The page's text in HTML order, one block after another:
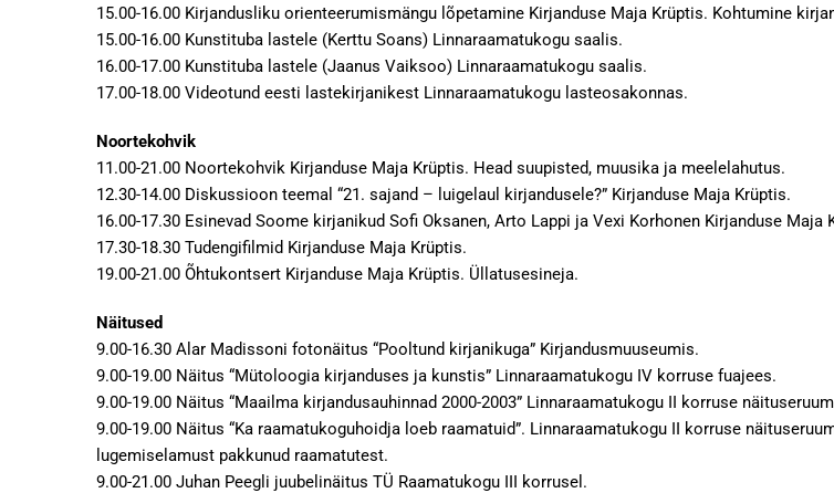
15.00-16.00 Kirjandusliku orienteerumismängu lõpetamine Kirjanduse Maja Krüptis. Kohtumine
15.00-16.00 Kunstituba lastele (Kerttu Soans) Linnaraamatukogu saalis.
16.00-17.00 Kunstituba lastele (Jaanus Vaiksoo) Linnaraamatukogu saalis.
17.00-18.00 Videotund eesti lastekirjanikest Linnaraamatukogu lasteosakonnas.
Noortekohvik
11.00-21.00 Noortekohvik Kirjanduse Maja Krüptis. Head suupisted, muusika ja meelelahutus.
12.30-14.00 Diskussioon teemal “21. sajand – luigelaul kirjandusele?” Kirjanduse Maja Krüptis.
16.00-17.30 Esinevad Soome kirjanikud Sofi Oksanen, Arto Lappi ja Vexi Korhonen Kirjanduse Maja
17.30-18.30 Tudengifilmid Kirjanduse Maja Krüptis.
19.00-21.00 Õhtukontsert Kirjanduse Maja Krüptis. Üllatusesineja.
Näitused
9.00-16.30 Alar Madissoni fotonäitus “Pooltund kirjanikuga” Kirjandusmuuseumis.
9.00-19.00 Näitus “Mütoloogia kirjanduses ja kunstis” Linnaraamatukogu IV korruse fuajees.
9.00-19.00 Näitus “Maailma kirjandusauhinnad 2000-2003” Linnaraamatukogu II korruse
9.00-19.00 Näitus “Ka raamatukoguhoidja loeb raamatuid”. Linnaraamatukogu II korruse
lugemiselamust pakkunud raamatutest.
9.00-21.00 Juhan Peegli juubelinäitus TÜ Raamatukogu III korrusel.